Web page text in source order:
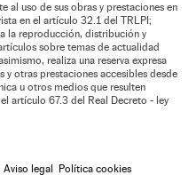
al uso de sus obras y prestaciones en
en el artículo 32.1 del TRLPI;
la reproducción, distribución y
sobre temas de actualidad
realiza una reserva expresa
y otras prestaciones accesibles desde
u otros medios que resulten
artículo 67.3 del Real Decreto - ley
Aviso legal Política cookies